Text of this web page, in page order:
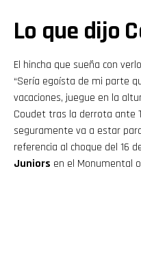
Lo que dijo
El hincha que sueña con
“Sería egoísta de mi parte
vacaciones, juegue en la
Coudet tras la derrota ante
seguramente va a estar
referencia al choque del 16
Juniors en el Monumental